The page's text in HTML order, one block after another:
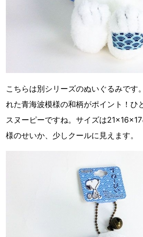
こちらは別シリーズのぬいぐるみです
れた青海波模様の和柄がポイント！ひ
スヌーピーですね。サイズは
様のせいか、少しクールに見えます。